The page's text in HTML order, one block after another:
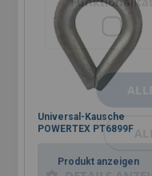
Universal-Kausche
POWERTEX PT6899F
Produkt anzeigen